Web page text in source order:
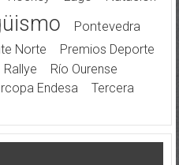
Pontevedra
Norte
Premios Deporte
Rallye
Río Ourense
Endesa
Tercera